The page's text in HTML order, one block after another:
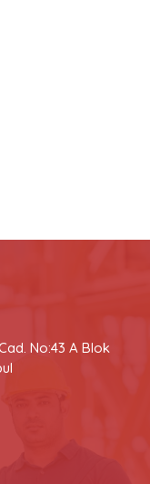
No:43 A Blok